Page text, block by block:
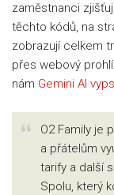
zaměstnanci
těchto kódů, na
zobrazují celkem
přes webový
nám Gemini AI
O2 Family je
a přátelům
tarify a další
Spolu, který